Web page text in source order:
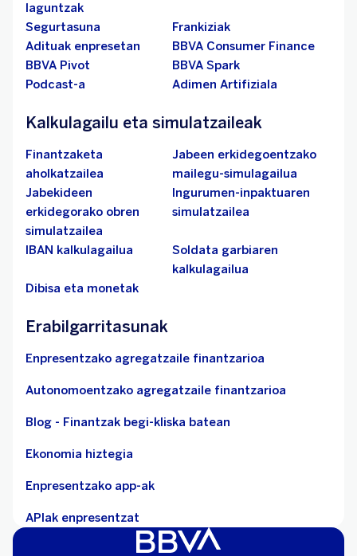
laguntzak
Segurtasuna
Frankiziak
Adituak enpresetan
BBVA Consumer Finance
BBVA Pivot
BBVA Spark
Podcast-a
Adimen Artifiziala
Kalkulagailu eta simulatzaileak
Finantzaketa
aholkatzailea
Jabeen erkidegoentzako
mailegu-simulagailua
Jabekideen
erkidegorako obren
simulatzailea
Ingurumen-inpaktuaren
simulatzailea
IBAN kalkulagailua
Soldata garbiaren
kalkulagailua
Dibisa eta monetak
Erabilgarritasunak
Enpresentzako agregatzaile finantzarioa
Autonomoentzako agregatzaile finantzarioa
Blog - Finantzak begi-kliska batean
Ekonomia hiztegia
Enpresentzako app-ak
APIak enpresentzat